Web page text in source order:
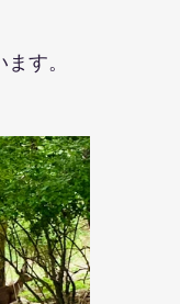
す。